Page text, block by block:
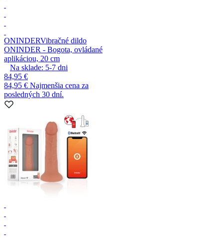
ONINDERVibračné dildo
ONINDER - Bogota, ovládané
aplikáciou, 20 cm
Na sklade: 5-7 dni
84,95 €
84,95 € Najmenšia cena za
posledných 30 dní.